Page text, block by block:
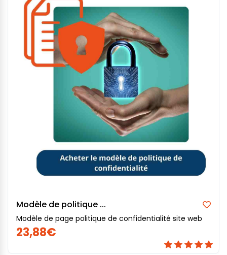
Modèle de politique ...
Modèle de page politique de confidentialité site web
23,88€